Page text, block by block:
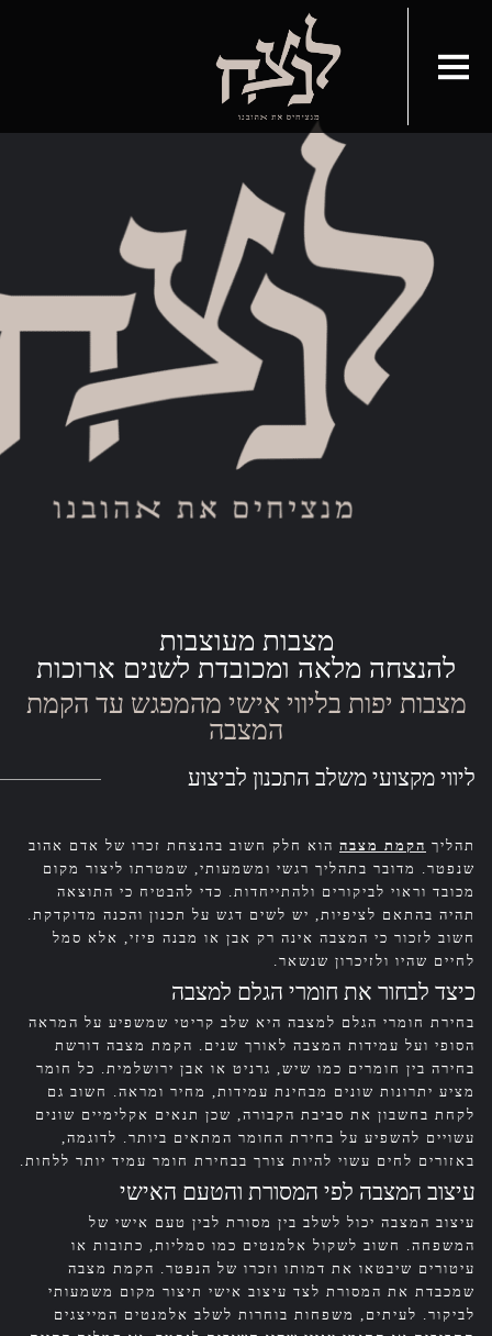
מצבות מעוצבות
להנצחה מלאה ומכובדת לשנים ארוכות
מצבות יפות בליווי אישי מהמפגש עד הקמת
המצבה
ליווי מקצועי משלב התכנון לביצוע
תהליך הקמת מצבה הוא חלק חשוב בהנצחת זכרו של אדם אהוב
שנפטר. מדובר בתהליך רגשי ומשמעותי, שמטרתו ליצור מקום
מכובד וראוי לביקורים ולהתייחדות. כדי להבטיח כי התוצאה
תהיה בהתאם לציפיות, יש לשים דגש על תכנון והכנה מדוקדקת.
חשוב לזכור כי המצבה אינה רק אבן או מבנה פיזי, אלא סמל
לחיים שהיו ולזיכרון שנשאר.
כיצד לבחור את חומרי הגלם למצבה
בחירת חומרי הגלם למצבה היא שלב קריטי שמשפיע על המראה
הסופי ועל עמידות המצבה לאורך שנים. הקמת מצבה דורשת
בחירה בין חומרים כמו שיש, גרניט או אבן ירושלמית. כל חומר
מציע יתרונות שונים מבחינת עמידות, מחיר ומראה. חשוב גם
לקחת בחשבון את סביבת הקבורה, שכן תנאים אקלימיים שונים
עשויים להשפיע על בחירת החומר המתאים ביותר. לדוגמה,
באזורים לחים עשוי להיות צורך בבחירת חומר עמיד יותר ללחות.
עיצוב המצבה לפי המסורת והטעם האישי
עיצוב המצבה יכול לשלב בין מסורת לבין טעם אישי של
המשפחה. חשוב לשקול אלמנטים כמו סמליות, כתובות או
עיטורים שיבטאו את דמותו וזכרו של הנפטר. הקמת מצבה
שמכבדת את המסורת לצד עיצוב אישי תיצור מקום משמעותי
לביקור. לעיתים, משפחות בוחרות לשלב אלמנטים המייצגים